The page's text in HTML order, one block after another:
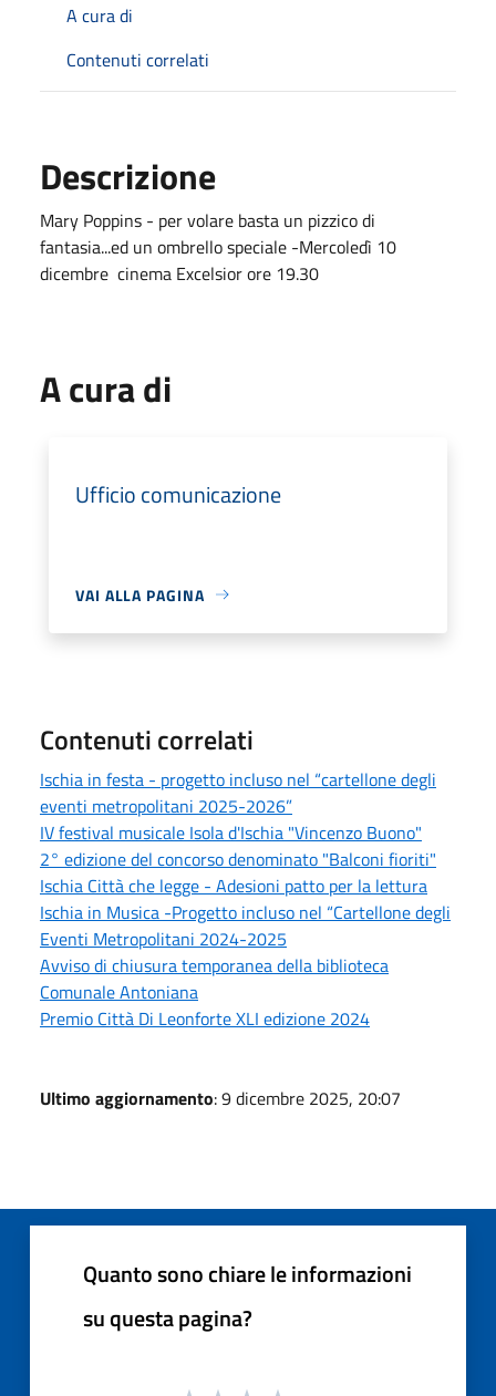
A cura di
Contenuti correlati
Descrizione
Mary Poppins - per volare basta un pizzico di
fantasia...ed un ombrello speciale -Mercoledì 10
dicembre cinema Excelsior ore 19.30
A cura di
Ufficio comunicazione
VAI ALLA PAGINA
Contenuti correlati
Ischia in festa - progetto incluso nel “cartellone degli
eventi metropolitani 2025-2026”
IV festival musicale Isola d'Ischia "Vincenzo Buono"
2° edizione del concorso denominato "Balconi fioriti"
Ischia Città che legge - Adesioni patto per la lettura
Ischia in Musica -Progetto incluso nel “Cartellone degli
Eventi Metropolitani 2024-2025
Avviso di chiusura temporanea della biblioteca
Comunale Antoniana
Premio Città Di Leonforte XLI edizione 2024
Ultimo aggiornamento: 9 dicembre 2025, 20:07
Quanto sono chiare le informazioni
su questa pagina?